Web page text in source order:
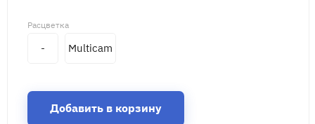
Расцветка
- Multicam
Добавить в корзину